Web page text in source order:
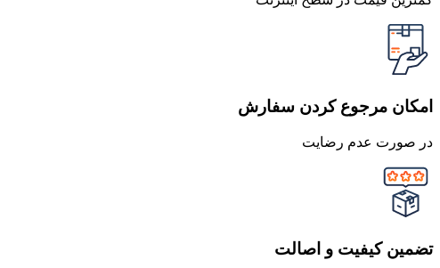
امکان مرجوع کردن سفارش
در صورت عدم رضایت
تضمین کیفیت و اصالت